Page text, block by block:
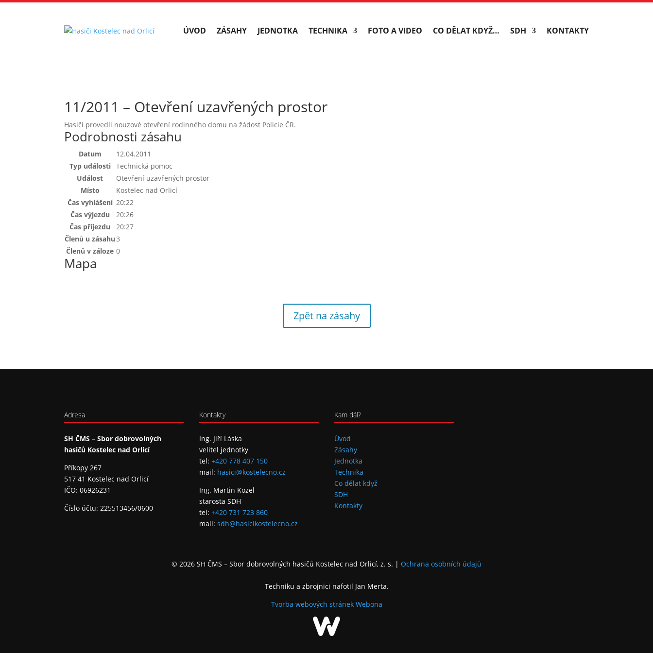
ÚVOD ZÁSAHY JEDNOTKA TECHNIKA FOTO A VIDEO CO DĚLAT KDYŽ… SDH KONTAKTY
11/2011 – Otevření uzavřených prostor
Hasiči provedli nouzové otevření rodinného domu na žádost Policie ČR.
Podrobnosti zásahu
Datum
12.04.2011
Typ události
Technická pomoc
Událost
Otevření uzavřených prostor
Místo
Kostelec nad Orlicí
Čas vyhlášení 20:22
Čas výjezdu
20:26
Čas příjezdu
20:27
Členů u zásahu3
Členů v záloze 0
Mapa
Zpět na zásahy
Adresa
SH ČMS – Sbor dobrovolných
hasičů Kostelec nad Orlicí
Příkopy 267
517 41 Kostelec nad Orlicí
IČO: 06926231
Číslo účtu: 225513456/0600
Kontakty
Ing. Jiří Láska
velitel jednotky
tel:+420 778 407 150
mail: hasici@kostelecno.cz
Ing. Martin Kozel
starosta SDH
tel:+420 731 723 860
mail:sdh@hasicikostelecno.cz
Kam dál?
Úvod
Zásahy
Jednotka
Technika
Co dělat když
SDH
Kontakty
© 2026 SH ČMS – Sbor dobrovolných hasičů Kostelec nad Orlicí, z. s. | Ochrana osobních údajů
Techniku a zbrojnici nafotil Jan Merta.
Tvorba webových stránek Webona